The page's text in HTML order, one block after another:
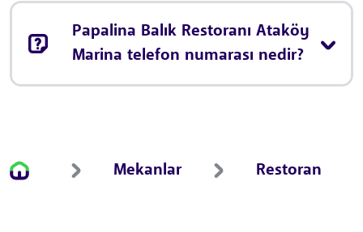
Papalina Balık Restoranı Ataköy
Marina telefon numarası nedir?
Mekanlar Restoran